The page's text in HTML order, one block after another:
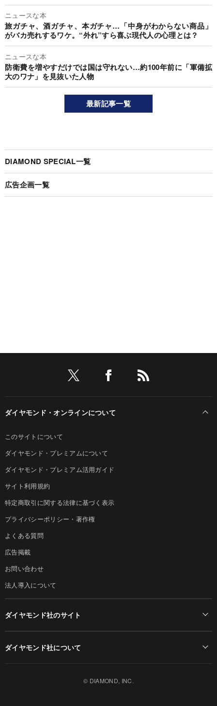
ニュースな本
旅ガチャ、酒ガチャ、本ガチャ…「中身がわからない商品」
がバカ売れするワケ。“外れ”すら喜ぶ現代人の心理とは？
ニュースな本
防衛費を増やすだけでは国は守れない…約100年前に「軍備拡
大のワナ」を見抜いた人物
最新記事一覧
DIAMOND SPECIAL一覧
広告企画一覧
ダイヤモンド・オンラインについて
このサイトについて
ダイヤモンド・プレミアムについて
ダイヤモンド・プレミアム活用ガイド
サイト利用規約
特定商取引に関する法律に基づく表示
プライバシーポリシー・著作権
よくある質問
広告掲載
お問い合わせ
法人導入について
ダイヤモンド社のサイト
ダイヤモンド社について
© DIAMOND, INC.